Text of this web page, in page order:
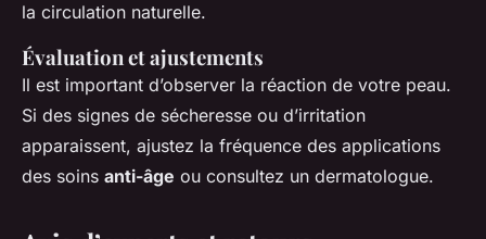
la circulation naturelle.
Évaluation et ajustements
Il est important d’observer la réaction de votre peau.
Si des signes de sécheresse ou d’irritation
apparaissent, ajustez la fréquence des applications
des soins anti-âge ou consultez un dermatologue.